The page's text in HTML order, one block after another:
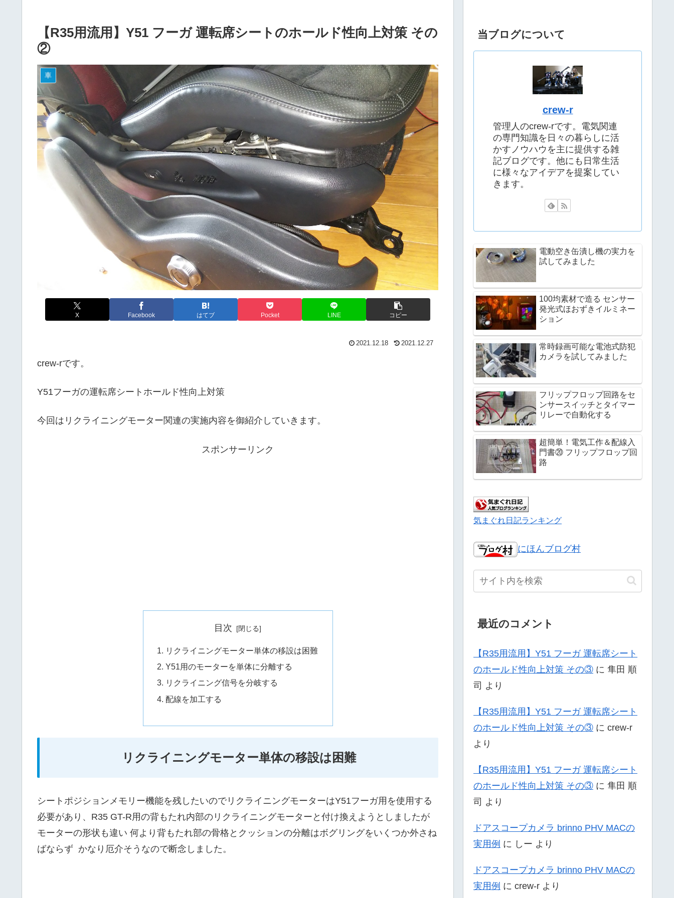
【R35用流用】Y51 フーガ 運転席シートのホールド性向上対策 その
②
車
X Facebook はてブ Pocket LINE コピー
2021.12.18 2021.12.27
crew-rです。
Y51フーガの運転席シートホールド性向上対策
今回はリクライニングモーター関連の実施内容を御紹介していきます。
スポンサーリンク
目次
リクライニングモーター単体の移設は困難
Y51用のモーターを単体に分離する
リクライニング信号を分岐する
配線を加工する
リクライニングモーター単体の移設は困難
シートポジションメモリー機能を残したいのでリクライニングモーターはY51フーガ用を使用する
必要があり、R35 GT-R用の背もたれ内部のリクライニングモーターと付け換えようとしましたが
モーターの形状も違い 何より背もたれ部の骨格とクッションの分離はボグリングをいくつか外さね
ばならず かなり厄介そうなので断念しました。
当ブログについて
crew-r
管理人のcrew-rです。電気関連
の専門知識を日々の暮らしに活
かすノウハウを主に提供する雑
記ブログです。他にも日常生活
に様々なアイデアを提案してい
きます。
電動空き缶潰し機の実力を
試してみました
100均素材で造る センサー
発光式ほおずきイルミネー
ション
常時録画可能な電池式防犯
カメラを試してみました
フリップフロップ回路をセ
ンサースイッチとタイマー
リレーで自動化する
超簡単！電気工作＆配線入
門書⑳ フリップフロップ回
路
気まぐれ日記ランキング
にほんブログ村
最近のコメント
【R35用流用】Y51 フーガ 運転席シート
のホールド性向上対策 その③ に 隼田 順
司 より
【R35用流用】Y51 フーガ 運転席シート
のホールド性向上対策 その③ に crew-r
より
【R35用流用】Y51 フーガ 運転席シート
のホールド性向上対策 その③ に 隼田 順
司 より
ドアスコープカメラ brinno PHV MACの
実用例 に しー より
ドアスコープカメラ brinno PHV MACの
実用例 に crew-r より